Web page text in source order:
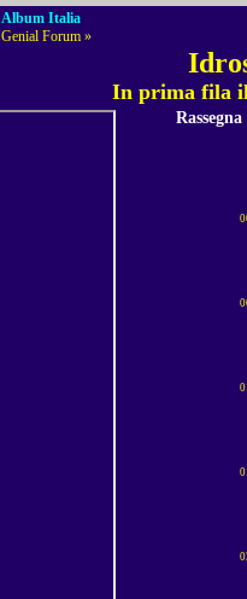
Album Italia
Genial Forum »
In prima fila il